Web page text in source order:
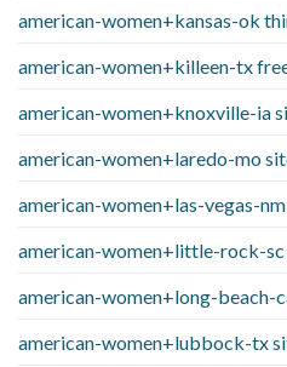
american-women+kansas-ok
american-women+killeen-tx
american-women+knoxville-ia
american-women+laredo-mo
american-women+las-vegas-
american-women+little-rock-sc
american-women+long-beach-
american-women+lubbock-tx